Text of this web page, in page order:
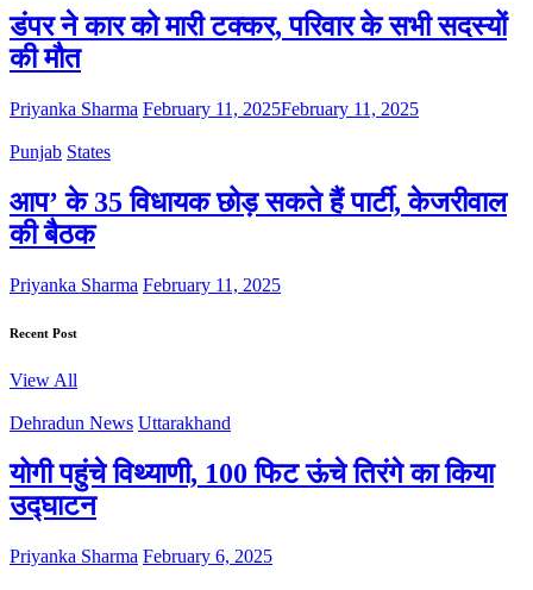
डंपर ने कार को मारी टक्कर, परिवार के सभी सदस्यों
की मौत
Priyanka Sharma February 11, 2025February 11, 2025
Punjab States
आप’ के 35 विधायक छोड़ सकते हैं पार्टी, केजरीवाल
की बैठक
Priyanka Sharma February 11, 2025
Recent Post
View All
Dehradun News Uttarakhand
योगी पहुंचे विथ्याणी, 100 फिट ऊंचे तिरंगे का किया
उद्घाटन
Priyanka Sharma February 6, 2025